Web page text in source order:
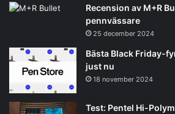
Recension av M+R
pennvässare
25 december 2024
Bästa Black Friday-
just nu
18 november 2024
Test: Pentel Hi-